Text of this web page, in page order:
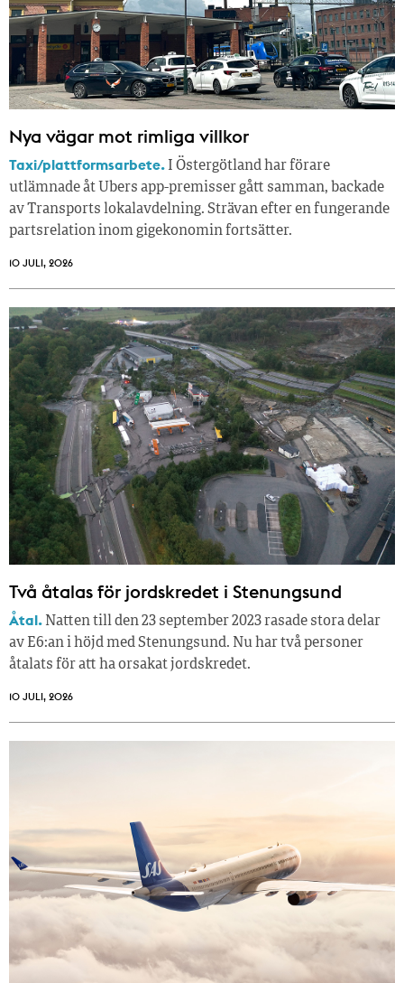
Nya vägar mot rimliga villkor
Taxi/plattformsarbete. I Östergötland har förare
utlämnade åt Ubers app-premisser gått samman, backade
av Transports lokalavdelning. Strävan efter en fungerande
partsrelation inom gigekonomin fortsätter.
10 JULI, 2026
Två åtalas för jordskredet i Stenungsund
Åtal. Natten till den 23 september 2023 rasade stora delar
av E6:an i höjd med Stenungsund. Nu har två personer
åtalats för att ha orsakat jordskredet.
10 JULI, 2026